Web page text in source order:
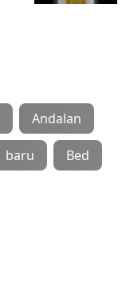
Andalan
baru Bed